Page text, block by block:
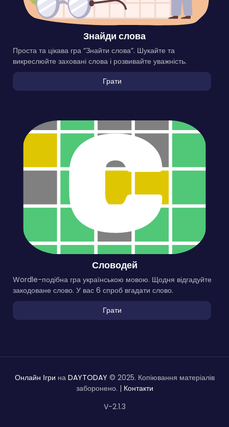
Знайди слова
Проста та цікава гра “Знайти слова”. Шукайте та
викреслюйте заховані слова і розвивайте уважність.
Грати
Словодей
Wordle-подібна гра українською мовою. Щодня відгадуйте
закодоване слово. У вас 6 спроб вгадати слово.
Грати
Онлайн Ігри на DAYTODAY © 2025. Копіювання матеріалів
заборонено. | Контакти
V-2.1.3